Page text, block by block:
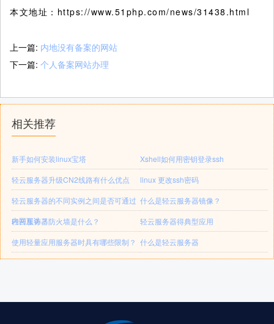
本文地址：https://www.51php.com/news/31438.html
上一篇: 内地没有备案的网站
下一篇: 个人备案网站办理
相关推荐
新手如何安装linux宝塔
Xshell如何用密钥登录ssh
轻云服务器升级CN2线路有什么优点
linux 更改ssh密码
轻云服务器的不同实例之间是否可通过
内网互访？
什么是轻云服务器镜像？
轻云服务器防火墙是什么？
轻云服务器得典型应用
使用轻量应用服务器时具有哪些限制？ 什么是轻云服务器